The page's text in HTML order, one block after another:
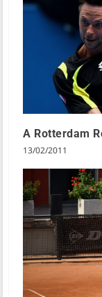
A Rotterdam
13/02/2011